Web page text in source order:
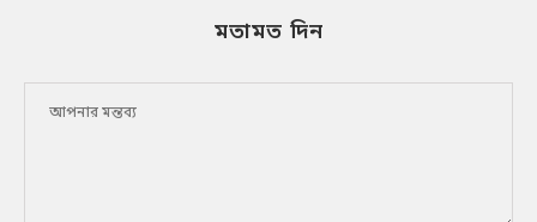
মতামত দিন